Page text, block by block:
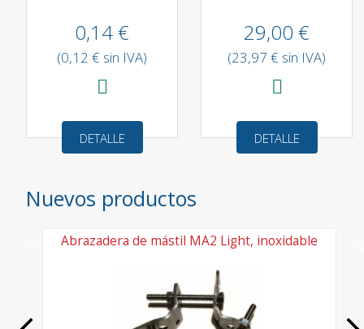
0,14 €
(0,12 € sin IVA)
DETALLE
29,00 €
(23,97 € sin IVA)
DETALLE
Nuevos productos
Abrazadera de mástil MA2 Light, inoxidable
Anterior